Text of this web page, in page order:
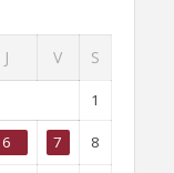
J V S
1
6 7 8